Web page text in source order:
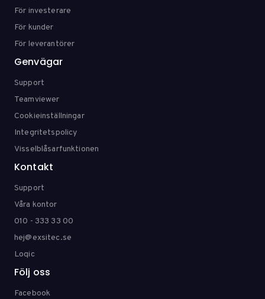
För investerare
För kunder
För leverantörer
Genvägar
Support
Teamviewer
Cookieinställningar
Integritetspolicy
Visselblåsarfunktionen
Kontakt
Support
Våra kontor
010 - 333 33 00
hej@exsitec.se
Loqic
Följ oss
Facebook